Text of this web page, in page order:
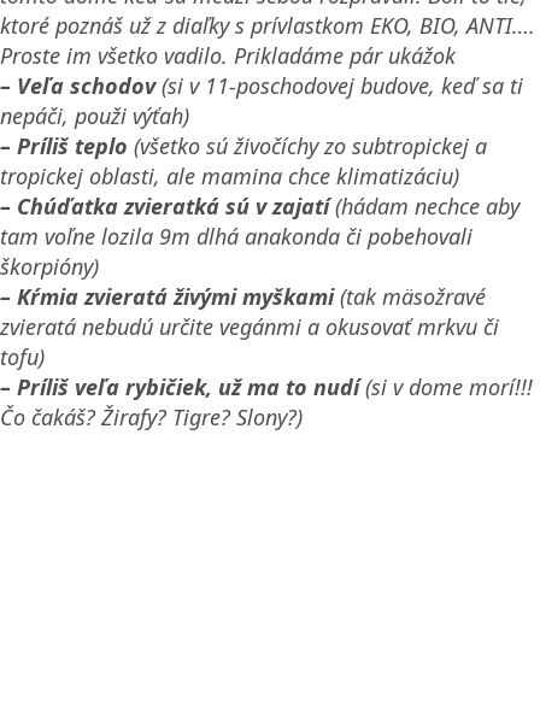
ktoré poznáš už z diaľky s prívlastkom EKO, BIO, ANTI….
Proste im všetko vadilo. Prikladáme pár ukážok
– Veľa schodov (si v 11-poschodovej budove, keď sa ti
nepáči, použi výťah)
– Príliš teplo (všetko sú živočíchy zo subtropickej a
tropickej oblasti, ale mamina chce klimatizáciu)
– Chúďatka zvieratká sú v zajatí (hádam nechce aby
tam voľne lozila 9m dlhá anakonda či pobehovali
škorpióny)
– Kŕmia zvieratá živými myškami (tak mäsožravé
zvieratá nebudú určite vegánmi a okusovať mrkvu či
tofu)
– Príliš veľa rybičiek, už ma to nudí (si v dome morí!!!
Čo čakáš? Žirafy? Tigre? Slony?)